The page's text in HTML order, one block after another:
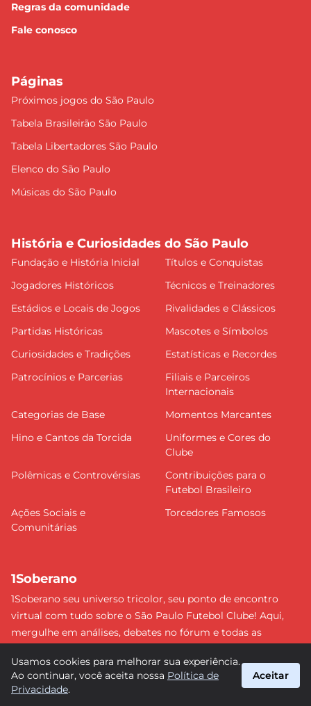
Regras da comunidade
Fale conosco
Páginas
Próximos jogos do São Paulo
Tabela Brasileirão São Paulo
Tabela Libertadores São Paulo
Elenco do São Paulo
Músicas do São Paulo
História e Curiosidades do São Paulo
Fundação e História Inicial
Títulos e Conquistas
Jogadores Históricos
Técnicos e Treinadores
Estádios e Locais de Jogos
Rivalidades e Clássicos
Partidas Históricas
Mascotes e Símbolos
Curiosidades e Tradições
Estatísticas e Recordes
Patrocínios e Parcerias
Filiais e Parceiros
Internacionais
Categorias de Base
Momentos Marcantes
Hino e Cantos da Torcida
Uniformes e Cores do
Clube
Polêmicas e Controvérsias
Contribuições para o
Futebol Brasileiro
Ações Sociais e
Comunitárias
Torcedores Famosos
1Soberano
1Soberano seu universo tricolor, seu ponto de encontro
virtual com tudo sobre o São Paulo Futebol Clube! Aqui,
mergulhe em análises, debates no fórum e todas as
detalhe e faça parte dessa comunidade apaixonada pelo
tricolor paulista. #SPFC #SãoPaulo #1Soberano
Usamos cookies para melhorar sua experiência.
Ao continuar, você aceita nossa Política de
Privacidade.
Aceitar